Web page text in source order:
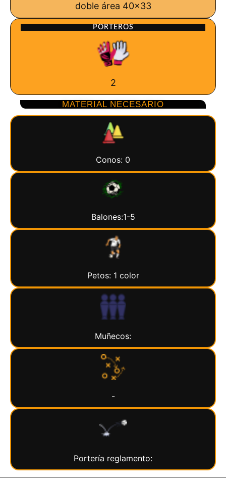
doble área 40x33
PORTEROS
2
MATERIAL NECESARIO
Conos: 0
Balones:1-5
Petos: 1 color
Muñecos:
-
Portería reglamento: